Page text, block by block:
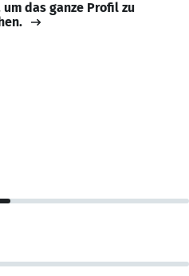
um das ganze Profil zu